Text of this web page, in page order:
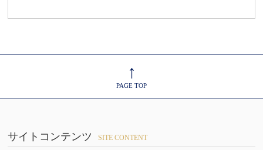
↑
PAGE TOP
サイトコンテンツ SITE CONTENT